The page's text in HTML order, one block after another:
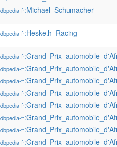
dbpedia-fr:Michael_Schumacher
dbpedia-fr:Hesketh_Racing
dbpedia-fr
dbpedia-fr
dbpedia-fr
dbpedia-fr
dbpedia-fr
dbpedia-fr
dbpedia-fr
dbpedia-fr